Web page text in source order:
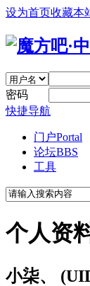
设为首页收藏本
密码
快捷导航
门户Portal
论坛BBS
工具
个人资
小柒、